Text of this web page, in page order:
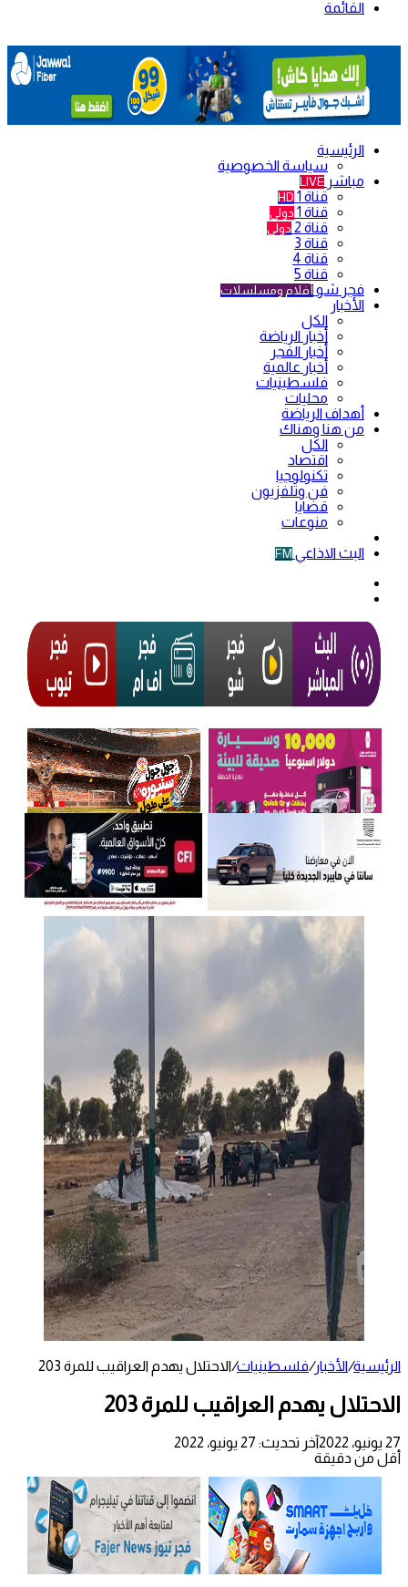
القائمة
الرئيسية
سياسة الخصوصية
مباشر LIVE
قناة 1 HD
قناة 1 دولي
قناة 2 دولي
قناة 3
قناة 4
قناة 5
فجر شو أفلام ومسلسلات
الأخبار
الكل
أخبار الرياضة
أخبار الفجر
أخبار عالمية
فلسطينيات
محليات
أهداف الرياضة
من هنا وهناك
الكل
اقتصاد
تكنولوجيا
فن وتلفزيون
قضايا
منوعات
البث الاذاعي FM
الرئيسية/الأخبار/فلسطينيات/الاحتلال يهدم العراقيب للمرة 203
الاحتلال يهدم العراقيب للمرة 203
27 يونيو، 2022
آخر تحديث: 27 يونيو، 2022
أقل من دقيقة